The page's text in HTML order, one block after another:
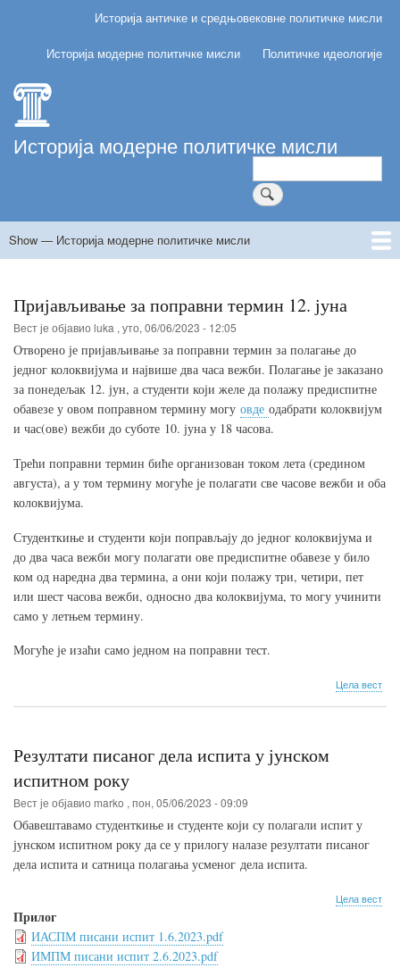
to
main
навигација
Историја античке и средњовековне политичке мисли
Историја модерне политичке мисли Политичке идеологије
Историја модерне политичке мисли
Претрага
Историја
мисли
Show — Историја модерне политичке мисли
Пријављивање за поправни термин 12. јуна
Вест је објавио luka , уто, 06/06/2023 - 12:05
Отворено је пријављивање за поправни термин за полагање до
једног колоквијума и највише два часа вежби. Полагање је заказано
за понедељак 12. јун, а студенти који желе да полажу предиспитне
обавезе у овом поправном термину могу овде одабрати колоквијум
и час(ове) вежби до суботе 10. јуна у 18 часова.
Трећи поправни термин биће организован током лета (средином
августа), а у том термину могуће је полагати све часове вежби и оба
колоквијума.
Студенткиње и студенти који поправљају до једног колоквијума и
до два часа вежби могу полагати ове предиспитне обавезе у било
ком од наредна два термина, а они који полажу три, четири, пет
или шест часова вежби, односно два колоквијума, то могу учинити
само у летњем термину.
Могуће је изаћи само једном на поправни тест.
Цела весто
Резултати писаног дела испита у јунском
испитном року
Вест је објавио marko , пон, 05/06/2023 - 09:09
Обавештавамо студенткиње и студенте који су полагали испит у
јунском испитном року да се у прилогу налазе резултати писаног
дела испита и сатница полагања усменог дела испита.
Цела весто
Прилог
ИАСПМ писани испит 1.6.2023.pdf
ИМПМ писани испит 2.6.2023.pdf